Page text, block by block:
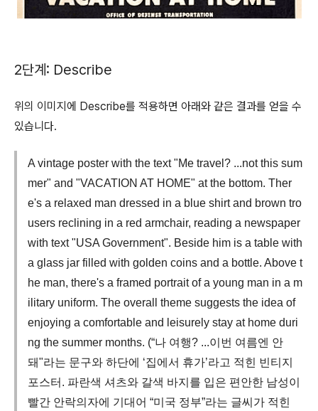
2단계: Describe
위의 이미지에 Describe를 적용하면 아래와 같은 결과를 얻을 수
있습니다.
A vintage poster with the text "Me travel? ...not this sum
mer" and "VACATION AT HOME" at the bottom. Ther
e's a relaxed man dressed in a blue shirt and brown tro
users reclining in a red armchair, reading a newspaper
with text "USA Government". Beside him is a table with
a glass jar filled with golden coins and a bottle. Above t
he man, there's a framed portrait of a young man in a m
ilitary uniform. The overall theme suggests the idea of
enjoying a comfortable and leisurely stay at home duri
ng the summer months. (“나 여행? ...이번 여름엔 안
돼"라는 문구와 하단에 ‘집에서 휴가’라고 적힌 빈티지
포스터. 파란색 셔츠와 갈색 바지를 입은 편안한 남성이
빨간 안락의자에 기대어 “미국 정부”라는 글씨가 적힌